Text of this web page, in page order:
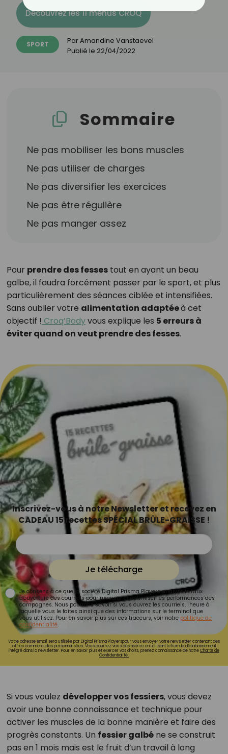
Découvrez les 11 menus CROQ
SPORT ParAmandine Vanstaevel
Publié le 22/04/2022
Sommaire
Ne pas mobiliser les bons muscles
Ne pas utiliser de charges
Ne pas diversifier les exercices
Ne pas être régulière
Ne pas manger assez
Pour prendre des fessestout en ayant un beau
galbe, il faudra forcément passer par le sport, et plus
particulièrement des séances ciblée et intensifiées.
Sans oublier votre alimentation adaptéeà cet
objectif ! Croq’Bodyvous explique les 5 erreurs à
éviter quand on veut prendre des fesses.
Inscrivez-vous à notre Newsletter et recevez en
CADEAU 15 recettes SPÉCIAL BRÛLE-GRAISSE !
Je télécharge
Je consens à ce que la société Digital Prisma Players analyse le taux
d'ouverture des courriels pour mesurer et optimiser les performances des
campagnes. Nous pourrons savoir si vous ouvrez les courriels, l'heure à
laquelle vous le faites ainsi que des informations sur le terminal que
vous utilisez. Pour en savoir plus sur ces traceurs, voir notre politique de
confidentialité.
Votre adresse email sera utilisée par Digital Prisma Playerspour vous envoyer votre newsletter contenant des
offres commerciales personnalisées. Vous pourrez vous désinscrire en utilisant le lien de désabonnement
intégré dans la newsletter. Pour en savoir plus et exercer vos droits, prenez connaissance de notreCharte de
Confidentialité.
Si vous voulez développer vos fessiers, vous devez
avoir une bonne connaissance et technique pour
activer les muscles de la bonne manière et faire des
progrès constants. Un fessier galbéne se construit
pas en 1 mois mais est le fruit d’un travail à long